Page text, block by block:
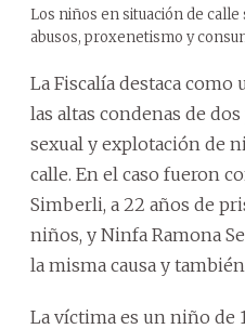
Los niños en situación de calle
abusos, proxenetismo y
La Fiscalía destaca
las altas condenas de
sexual y explotación de
calle. En el caso fueron
Simberli, a 22 años de
niños, y Ninfa Ramona
la misma causa y
La víctima es un niño de